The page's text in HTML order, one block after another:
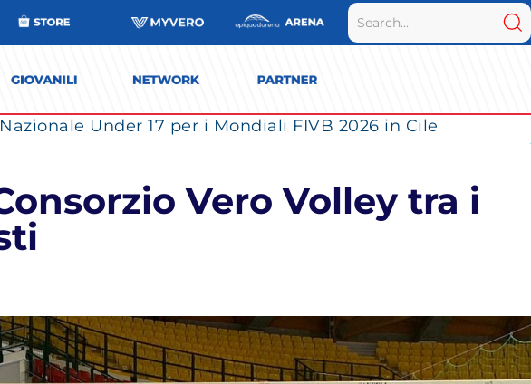
Under 17 per i Mondiali FIVB 2026 in Cile
Vero Volley tra i